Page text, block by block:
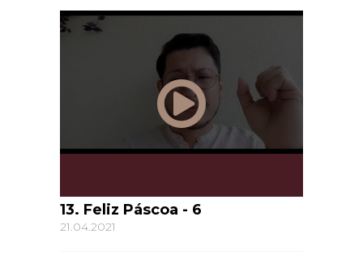
13. Feliz Páscoa - 6
21.04.2021